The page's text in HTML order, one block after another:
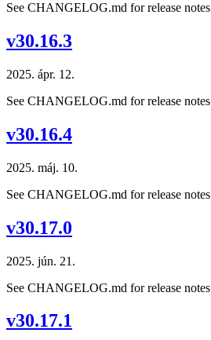
See CHANGELOG.md for release notes
v30.16.3
2025. ápr. 12.
See CHANGELOG.md for release notes
v30.16.4
2025. máj. 10.
See CHANGELOG.md for release notes
v30.17.0
2025. jún. 21.
See CHANGELOG.md for release notes
v30.17.1